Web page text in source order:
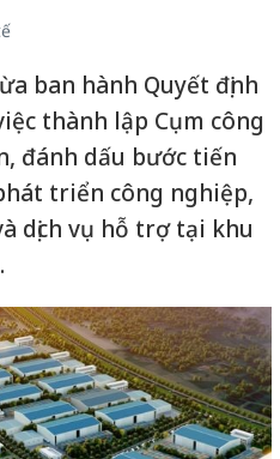
ban hành Quyết định
thành lập Cụm công
đánh dấu bước tiến
triển công nghiệp,
dịch vụ hỗ trợ tại khu